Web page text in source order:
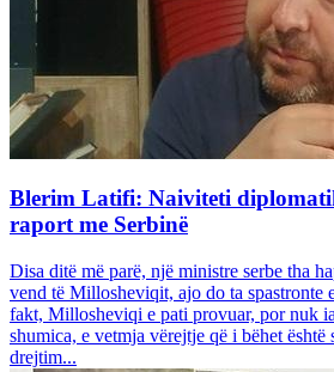
Blerim Latifi: Naiviteti
raport me Serbinë
Disa ditë më parë, një ministre serbe tha
vend të Millosheviqit, ajo do ta spastronte
fakt, Millosheviqi e pati provuar, por nuk
shumica, e vetmja vërejtje që i bëhet është
drejtim...